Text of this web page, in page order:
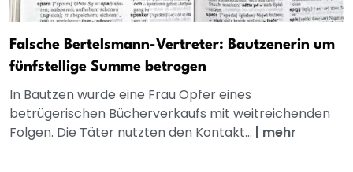
Falsche Bertelsmann-Vertreter: Bautzenerin um
fünfstellige Summe betrogen
In Bautzen wurde eine Frau Opfer eines
betrügerischen Bücherverkaufs mit weitreichenden
Folgen. Die Täter nutzten den Kontakt... | mehr